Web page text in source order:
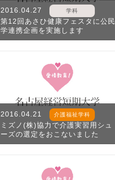
2016.04.27 学科
第12回あさひ健康フェスタに公民
学連携企画を実施します
2016.04.21 介護福祉学科
ミズノ(株)協力で介護実習用シュ
ーズの選定をおこないました